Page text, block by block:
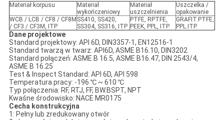
Materiał korpusu
Materiał
wykończeniowy
Materiał
uszczelnienia
Uszczelka /
opakowanie
WCB / LCB / CF8 / CF8M
/ CF3 / CF3M, ITP.
SS410, SS420,
SS304, SS316, ITP
PTFE, RPTFE,
PEEK, PPL, ITP.
GRAFIT.PTFE,
PPL.ITP.
Dane projektowe
Standard projektowy: API 6D, DIN3357-1, EN12516-1
Standard twarzą w twarz: API6D, ASME B16.10, DIN3202
Standard połączeń: ASME B 16.5, ASME B16.47, DIN 2543/4,
ASME B 16.25
Test & Inspect Standard: API 6D, API 598
Temperatura pracy: -196 ℃ ~ 610 ℃
Typ połączenia: RF, RTJ, FF, BW.BSPT, NPT
Kwaśne środowisko: NACE MR0175
Cecha konstrukcyjna
1: Pełny lub zredukowany otwór